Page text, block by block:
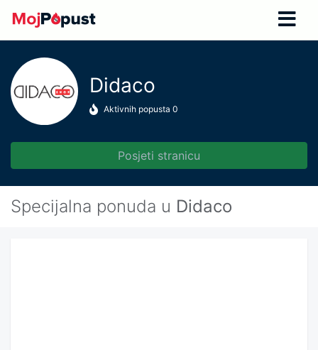
Didaco
Aktivnih popusta 0
Posjeti stranicu
Specijalna ponuda u Didaco